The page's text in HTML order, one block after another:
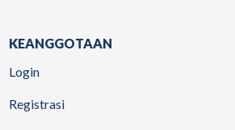
KEANGGOTAAN
Login
Registrasi